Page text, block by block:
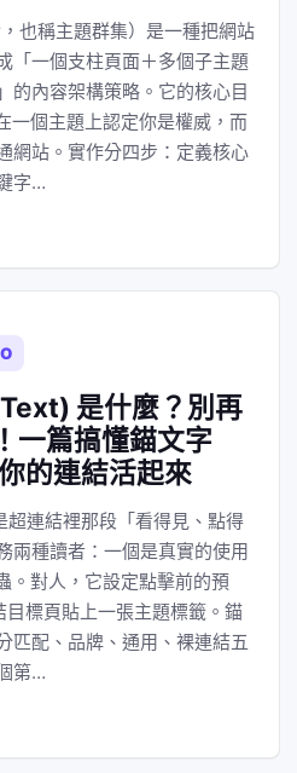
也稱主題群集）是一種把網站
「一個支柱頁面＋多個子主題
的內容架構策略。它的核心目
一個主題上認定你是權威，而
網站。實作分四步：定義核心
字…
是什麼？別再
一篇搞懂錨文字
的連結活起來
連結裡那段「看得見、點得
兩種讀者：一個是真實的使用
。對人，它設定點擊前的預
標頁貼上一張主題標籤。錨
匹配、品牌、通用、裸連結五
第…